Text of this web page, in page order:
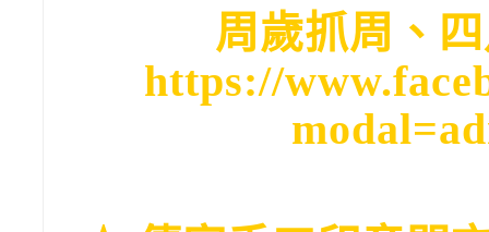
周歲抓周、
https://